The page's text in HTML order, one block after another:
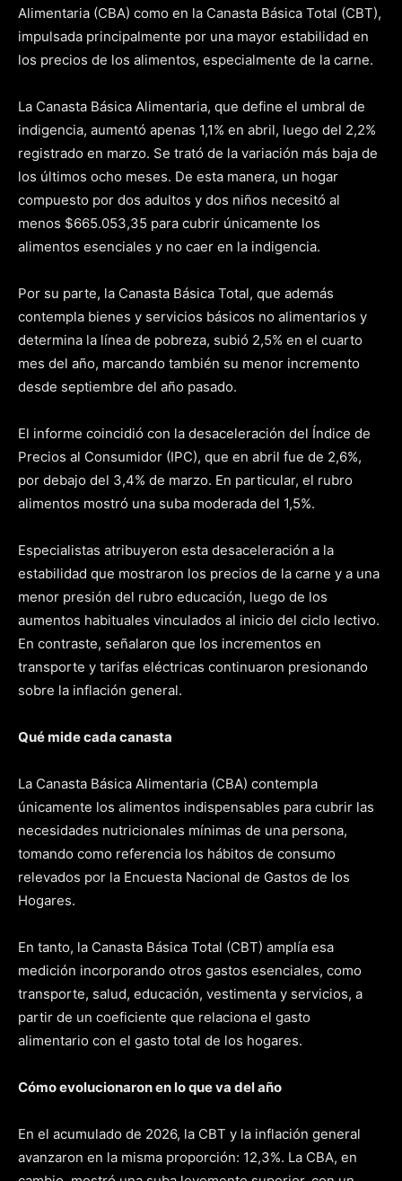
Alimentaria (CBA) como en la Canasta Básica Total (CBT),
impulsada principalmente por una mayor estabilidad en
los precios de los alimentos, especialmente de la carne.
La Canasta Básica Alimentaria, que define el umbral de
indigencia, aumentó apenas 1,1% en abril, luego del 2,2%
registrado en marzo. Se trató de la variación más baja de
los últimos ocho meses. De esta manera, un hogar
compuesto por dos adultos y dos niños necesitó al
menos $665.053,35 para cubrir únicamente los
alimentos esenciales y no caer en la indigencia.
Por su parte, la Canasta Básica Total, que además
contempla bienes y servicios básicos no alimentarios y
determina la línea de pobreza, subió 2,5% en el cuarto
mes del año, marcando también su menor incremento
desde septiembre del año pasado.
El informe coincidió con la desaceleración del Índice de
Precios al Consumidor (IPC), que en abril fue de 2,6%,
por debajo del 3,4% de marzo. En particular, el rubro
alimentos mostró una suba moderada del 1,5%.
Especialistas atribuyeron esta desaceleración a la
estabilidad que mostraron los precios de la carne y a una
menor presión del rubro educación, luego de los
aumentos habituales vinculados al inicio del ciclo lectivo.
En contraste, señalaron que los incrementos en
transporte y tarifas eléctricas continuaron presionando
sobre la inflación general.
Qué mide cada canasta
La Canasta Básica Alimentaria (CBA) contempla
únicamente los alimentos indispensables para cubrir las
necesidades nutricionales mínimas de una persona,
tomando como referencia los hábitos de consumo
relevados por la Encuesta Nacional de Gastos de los
Hogares.
En tanto, la Canasta Básica Total (CBT) amplía esa
medición incorporando otros gastos esenciales, como
transporte, salud, educación, vestimenta y servicios, a
partir de un coeficiente que relaciona el gasto
alimentario con el gasto total de los hogares.
Cómo evolucionaron en lo que va del año
En el acumulado de 2026, la CBT y la inflación general
avanzaron en la misma proporción: 12,3%. La CBA, en